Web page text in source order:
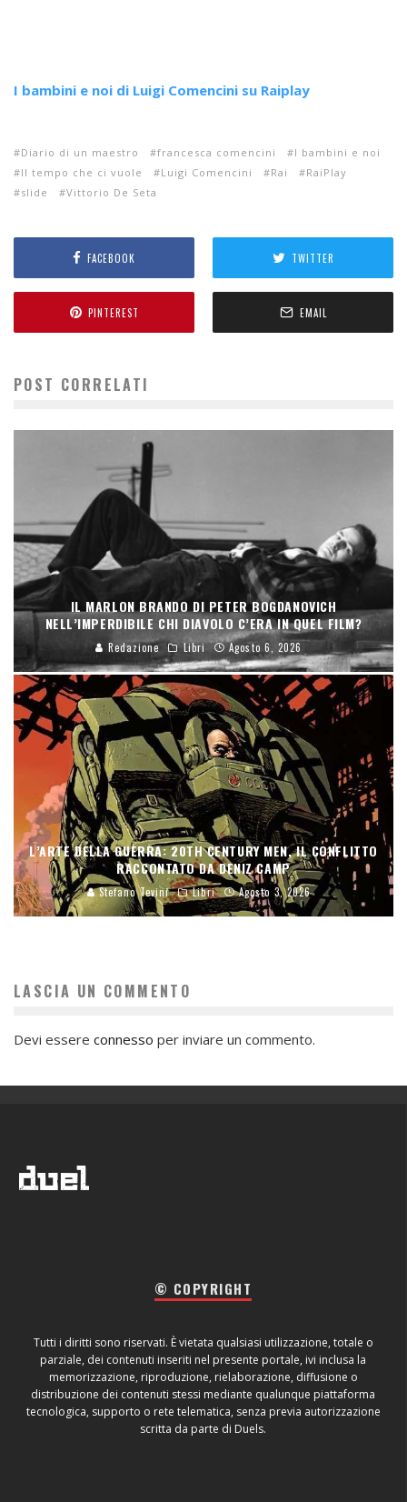
I bambini e noi di Luigi Comencini su Raiplay
Diario di un maestro francesca comencini
I bambini e noi
Il tempo che ci vuole
Luigi Comencini Rai
RaiPlay
slide
Vittorio De Seta
FACEBOOK TWITTER
PINTEREST EMAIL
POST CORRELATI
IL MARLON BRANDO DI PETER BOGDANOVICH
NELL’IMPERDIBILE CHI DIAVOLO C’ERA IN QUEL FILM?
Redazione Libri Agosto 6, 2026
L’ARTE DELLA GUERRA: 20TH CENTURY MEN, IL CONFLITTO
RACCONTATO DA DENIZ CAMP
Stefano Tevini Libri Agosto 3, 2026
LASCIA UN COMMENTO
Devi essere connesso per inviare un commento.
© COPYRIGHT
Tutti i diritti sono riservati. È vietata qualsiasi utilizzazione, totale o
parziale, dei contenuti inseriti nel presente portale, ivi inclusa la
memorizzazione, riproduzione, rielaborazione, diffusione o
distribuzione dei contenuti stessi mediante qualunque piattaforma
tecnologica, supporto o rete telematica, senza previa autorizzazione
scritta da parte di Duels.